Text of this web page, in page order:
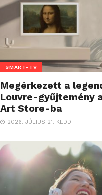
SMART-TV
Megérkezett a
Louvre-gyűjtemény
Art Store-ba
2026. JÚLIUS 21. KEDD